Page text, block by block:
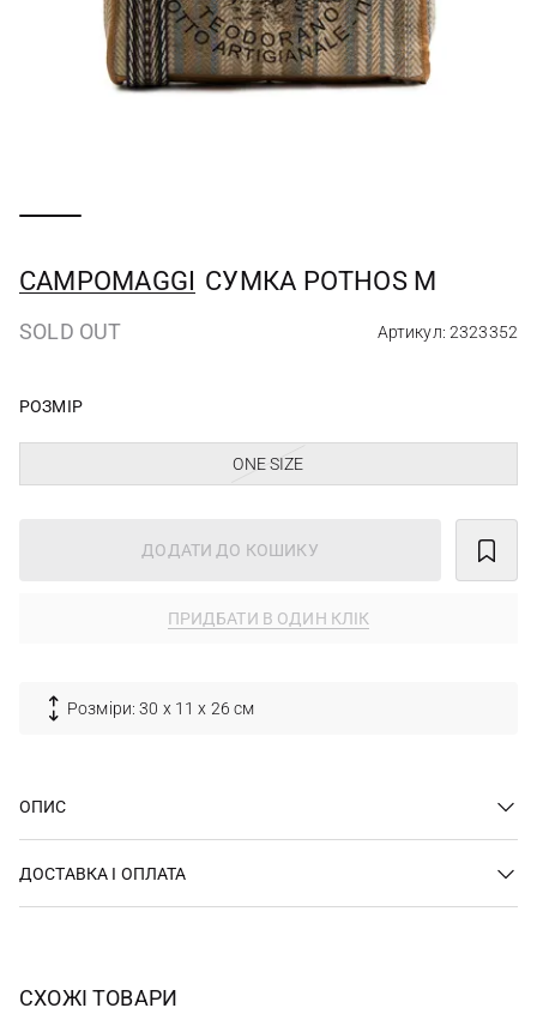
CAMPOMAGGI СУМКА POTHOS M
SOLD OUT Артикул: 2323352
РОЗМІР
ONE SIZE
ДОДАТИ ДО КОШИКУ
ПРИДБАТИ В ОДИН КЛІК
Розміри: 30 х 11 х 26 см
ОПИС
ДОСТАВКА І ОПЛАТА
СХОЖІ ТОВАРИ